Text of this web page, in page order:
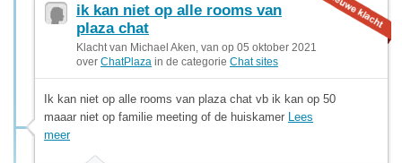
ik kan niet op alle rooms van
plaza chat
Klacht van Michael Aken, van op 05 oktober 2021
over ChatPlaza in de categorie Chat sites
Ik kan niet op alle rooms van plaza chat vb ik kan op 50
maaar niet op familie meeting of de huiskamer Lees
meer